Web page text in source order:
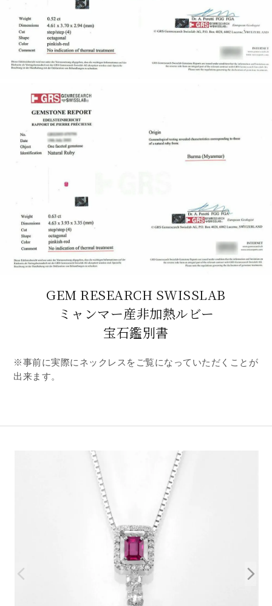
GEM RESEARCH SWISSLAB
ミャンマー産非加熱ルビー
宝石鑑別書
※事前に実際にネックレスをご覧になっていただくことが
出来ます。